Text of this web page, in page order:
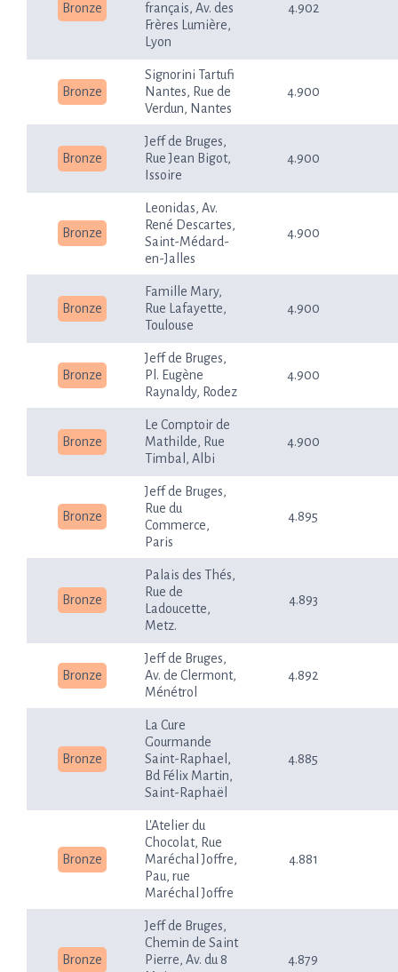
Bronze
français, Av. des
Frères Lumière,
Lyon
4.902
Bronze
Signorini Tartufi
Nantes, Rue de
Verdun, Nantes
4.900
Bronze
Jeff de Bruges,
Rue Jean Bigot,
Issoire
4.900
Bronze
Leonidas, Av.
René Descartes,
Saint-Médard-
en-Jalles
4.900
Bronze
Famille Mary,
Rue Lafayette,
Toulouse
4.900
Bronze
Jeff de Bruges,
Pl. Eugène
Raynaldy, Rodez
4.900
Bronze
Le Comptoir de
Mathilde, Rue
Timbal, Albi
4.900
Bronze
Jeff de Bruges,
Rue du
Commerce,
Paris
4.895
Bronze
Palais des Thés,
Rue de
Ladoucette,
Metz.
4.893
Bronze
Jeff de Bruges,
Av. de Clermont,
Ménétrol
4.892
Bronze
La Cure
Gourmande
Saint-Raphael,
Bd Félix Martin,
Saint-Raphaël
4.885
Bronze
L'Atelier du
Chocolat, Rue
Maréchal Joffre,
Pau, rue
Maréchal Joffre
4.881
Bronze
Jeff de Bruges,
Chemin de Saint
Pierre, Av. du 8
4.879